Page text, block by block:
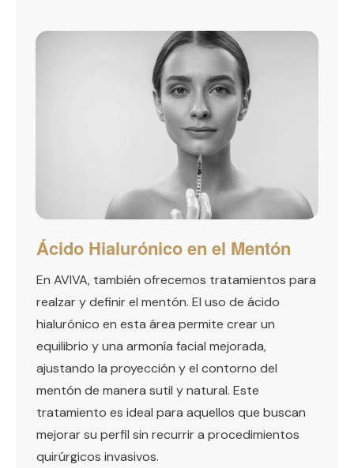
Ácido Hialurónico en el Mentón
En AVIVA, también ofrecemos tratamientos para
realzar y definir el mentón. El uso de ácido
hialurónico en esta área permite crear un
equilibrio y una armonía facial mejorada,
ajustando la proyección y el contorno del
mentón de manera sutil y natural. Este
tratamiento es ideal para aquellos que buscan
mejorar su perfil sin recurrir a procedimientos
quirúrgicos invasivos.